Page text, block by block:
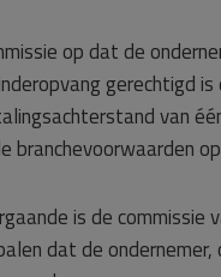
op dat de
gerechtigd
van
branchevoorwaarden
is de
dat de